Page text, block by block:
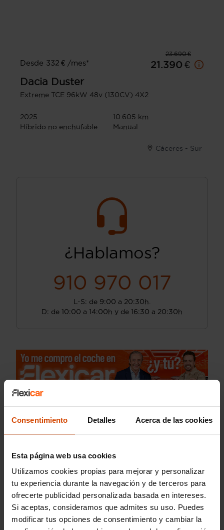
Consentimiento Detalles Acerca de las cookies
Esta página web usa cookies
Utilizamos cookies propias para mejorar y personalizar
tu experiencia durante la navegación y de terceros para
ofrecerte publicidad personalizada basada en intereses.
Si aceptas, consideramos que admites su uso. Puedes
modificar tus opciones de consentimiento y cambiar la
23.690 €
Desde 332 € /mes*
21.390 €
Dacia Duster
Extreme TCE 96kW 48v (130CV) 4X2
2025
10.605 km
Híbrido no enchufable
Manual
Cáceres - Sur
¿Hablamos?
910 970 017
L-S: de 9:00 a 20:30h.
D: de 10:00 a 14:00h y de 16:30 a 20:30h